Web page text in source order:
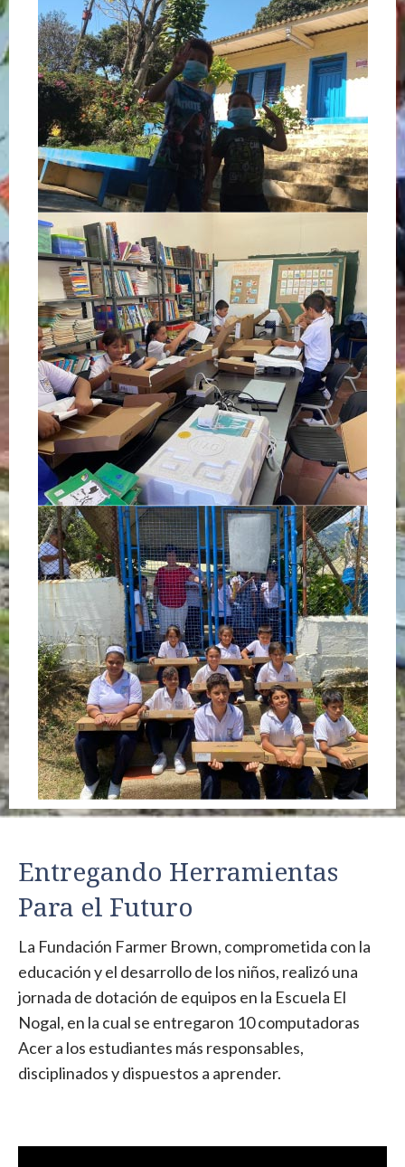
Entregando Herramientas
Para el Futuro
La Fundación Farmer Brown, comprometida con la
educación y el desarrollo de los niños, realizó una
jornada de dotación de equipos en la Escuela El
Nogal, en la cual se entregaron 10 computadoras
Acer a los estudiantes más responsables,
disciplinados y dispuestos a aprender.